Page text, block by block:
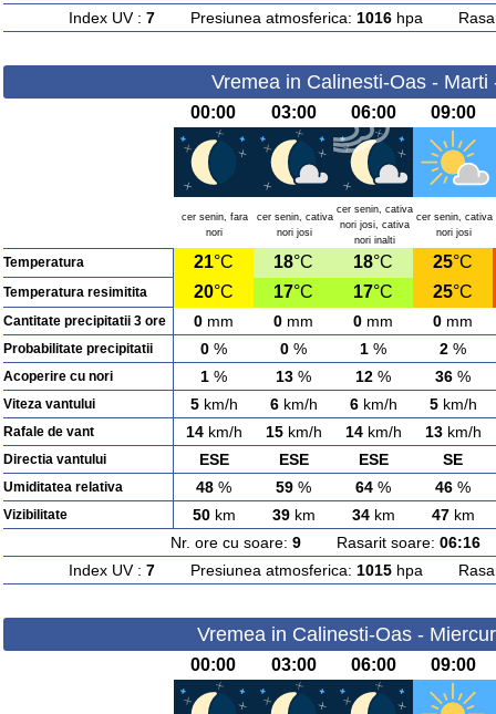
Index UV : 7Presiunea atmosferica: 1016hpa
Vremea in Calinesti-Oas - Marti
00:00 03:00 06:00 09:00
cer senin, fara
nori
cer senin, cativa
nori josi
cer senin, cativa
nori josi, cativa
nori inalti
cer senin, cativa
nori josi
Temperatura 21°C 18°C 18°C 25°C
Temperatura resimitita 20°C 17°C 17°C 25°C
Cantitate precipitatii 3 ore 0 mm 0 mm 0 mm 0 mm
Probabilitate precipitatii 0 % 0 % 1 % 2 %
Acoperire cu nori 1 % 13 % 12 % 36 %
Viteza vantului 5km/h 6km/h 6km/h 5km/h
Rafale de vant 14km/h 15km/h 14km/h 13km/h
Directia vantului ESE ESE ESE SE
Umiditatea relativa 48 % 59 % 64 % 46 %
Vizibilitate 50km 39km 34km 47km
Nr. ore cu soare: 9Rasarit soare: 06:16
Index UV : 7Presiunea atmosferica: 1015hpa
Vremea in Calinesti-Oas -
00:00 03:00 06:00 09:00